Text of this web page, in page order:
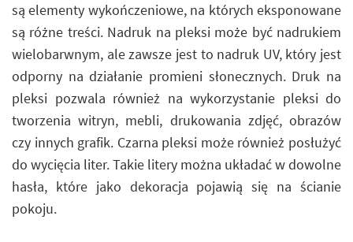
są elementy wykończeniowe, na których eksponowane
są różne treści. Nadruk na pleksi może być nadrukiem
wielobarwnym, ale zawsze jest to nadruk UV, który jest
odporny na działanie promieni słonecznych. Druk na
pleksi pozwala również na wykorzystanie pleksi do
tworzenia witryn, mebli, drukowania zdjęć, obrazów
czy innych grafik. Czarna pleksi może również posłużyć
do wycięcia liter. Takie litery można układać w dowolne
hasła, które jako dekoracja pojawią się na ścianie
pokoju.